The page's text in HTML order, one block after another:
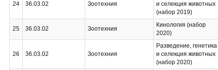
24 36.03.02 Зоотехния
и селекция животных
(набор 2019)
25 36.03.02 Зоотехния
Кинология (набор
2020)
26 36.03.02 Зоотехния
Разведение, генетика
и селекция животных
(набор 2020)